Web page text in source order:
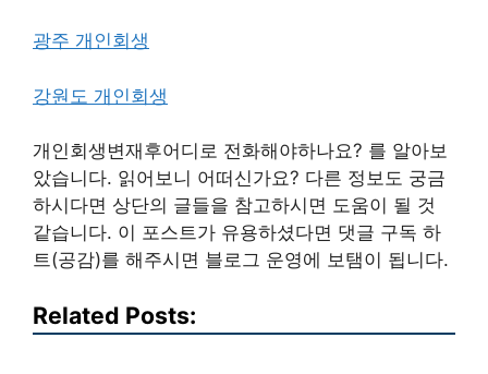
광주 개인회생
강원도 개인회생
개인회생변재후어디로 전화해야하나요? 를 알아보
았습니다. 읽어보니 어떠신가요? 다른 정보도 궁금
하시다면 상단의 글들을 참고하시면 도움이 될 것
같습니다. 이 포스트가 유용하셨다면 댓글 구독 하
트(공감)를 해주시면 블로그 운영에 보탬이 됩니다.
Related Posts: